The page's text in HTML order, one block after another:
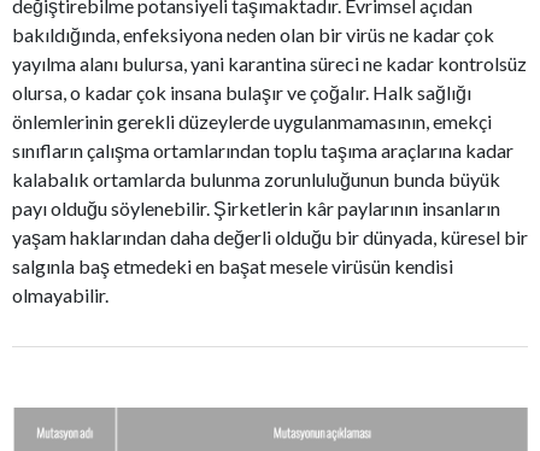
değiştirebilme potansiyeli taşımaktadır. Evrimsel açıdan
bakıldığında, enfeksiyona neden olan bir virüs ne kadar çok
yayılma alanı bulursa, yani karantina süreci ne kadar kontrolsüz
olursa, o kadar çok insana bulaşır ve çoğalır. Halk sağlığı
önlemlerinin gerekli düzeylerde uygulanmamasının, emekçi
sınıfların çalışma ortamlarından toplu taşıma araçlarına kadar
kalabalık ortamlarda bulunma zorunluluğunun bunda büyük
payı olduğu söylenebilir. Şirketlerin kâr paylarının insanların
yaşam haklarından daha değerli olduğu bir dünyada, küresel bir
salgınla baş etmedeki en başat mesele virüsün kendisi
olmayabilir.